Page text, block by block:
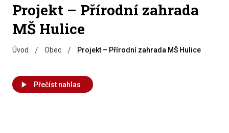
Projekt – Přírodní zahrada
MŠ Hulice
Úvod / Obec / Projekt – Přírodní zahrada MŠ Hulice
Přečíst nahlas